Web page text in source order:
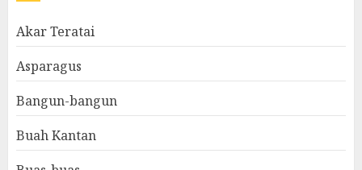
Akar Teratai
Asparagus
Bangun-bangun
Buah Kantan